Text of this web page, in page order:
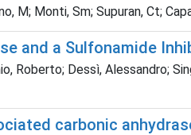
M; Monti, Sm; Supuran, Ct;
and a Sulfonamide
Roberto; Dessì, Alessandro;
carbonic